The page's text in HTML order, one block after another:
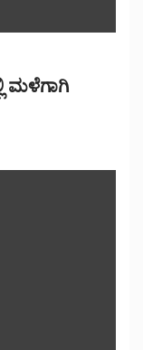
ಮಳೆಗಾಗಿ